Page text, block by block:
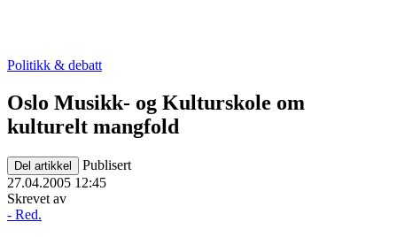
Politikk & debatt
Oslo Musikk- og Kulturskole om
kulturelt mangfold
Del artikkel
Publisert
27.04.2005 12:45
Skrevet av
- Red.